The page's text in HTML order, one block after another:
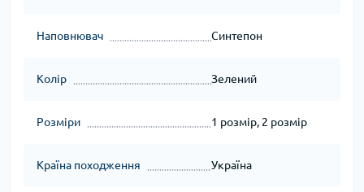
Наповнювач Синтепон
Колір Зелений
Розміри 1 розмір, 2 розмір
Країна походження Україна